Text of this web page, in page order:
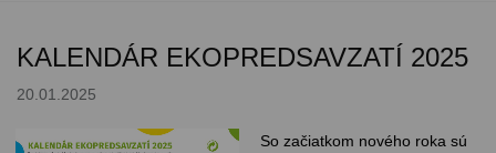
KALENDÁR EKOPREDSAVZATÍ 2025
20.01.2025
So začiatkom nového roka sú